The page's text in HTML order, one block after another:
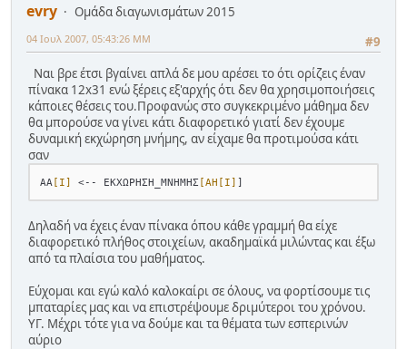
evry
Ομάδα διαγωνισμάτων 2015
#9
04 Ιουλ 2007, 05:43:26 ΜΜ
Ναι βρε έτσι βγαίνει απλά δε μου αρέσει το ότι ορίζεις έναν
πίνακα 12x31 ενώ ξέρεις εξ'αρχής ότι δεν θα χρησιμοποιήσεις
κάποιες θέσεις του.Προφανώς στο συγκεκριμένο μάθημα δεν
θα μπορούσε να γίνει κάτι διαφορετικό γιατί δεν έχουμε
δυναμική εκχώρηση μνήμης, αν είχαμε θα προτιμούσα κάτι
σαν
AA [I] <-- ΕΚΧΩΡΗΣΗ_ΜΝΗΜΗΣ [ΑΗ[Ι]
Δηλαδή να έχεις έναν πίνακα όπου κάθε γραμμή θα είχε
διαφορετικό πλήθος στοιχείων, ακαδημαϊκά μιλώντας και έξω
από τα πλαίσια του μαθήματος.
Εύχομαι και εγώ καλό καλοκαίρι σε όλους, να φορτίσουμε τις
μπαταρίες μας και να επιστρέψουμε δριμύτεροι του χρόνου.
ΥΓ. Μέχρι τότε για να δούμε και τα θέματα των εσπερινών
αύριο